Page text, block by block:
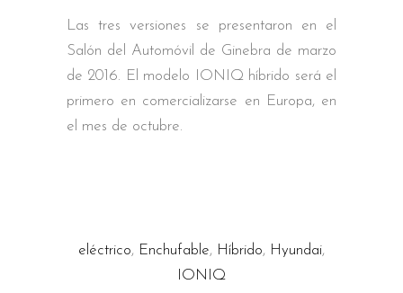
Las tres versiones se presentaron en el
Salón del Automóvil de Ginebra de marzo
de 2016. El modelo IONIQ híbrido será el
primero en comercializarse en Europa, en
el mes de octubre.
eléctrico, Enchufable, Híbrido, Hyundai,
IONIQ